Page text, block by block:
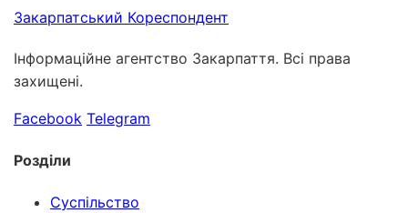
Закарпатський Кореспондент
Інформаційне агентство Закарпаття. Всі права
захищені.
Facebook Telegram
Розділи
Суспільство